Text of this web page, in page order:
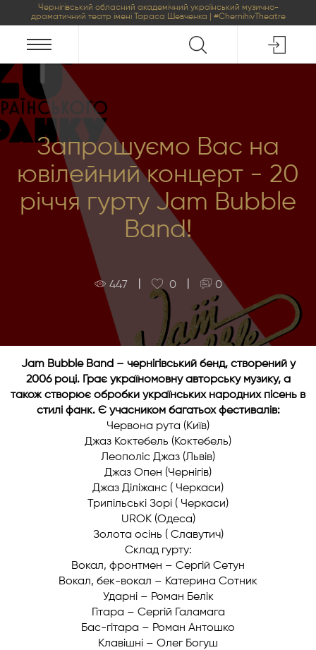
Чернігівський обласний академічний український музично-
драматичний театр імені Тараса Шевченка | #ChernihivTheatre
Запрошуємо Вас на
ювілейний концерт - 20
річчя гурту Jam Bubble
Band!
447 0 0
Jam Bubble Band – чернігівський бенд, створений у
2006 році. Грає україномовну авторську музику, а
також створює обробки українських народних пісень в
стилі фанк. Є учасником багатьох фестивалів:
Червона рута (Київ)
Джаз Коктебель (Коктебель)
Леополіс Джаз (Львів)
Джаз Опен (Чернігів)
Джаз Діліжанс ( Черкаси)
Трипільські Зорі ( Черкаси)
UROK (Одеса)
Золота осінь ( Славутич)
Склад гурту:
Вокал, фронтмен – Сергій Сетун
Вокал, бек-вокал – Катерина Сотник
Ударні – Роман Белік
Гітара – Сергій Галамага
Бас-гітара – Роман Антошко
Клавішні – Олег Богуш